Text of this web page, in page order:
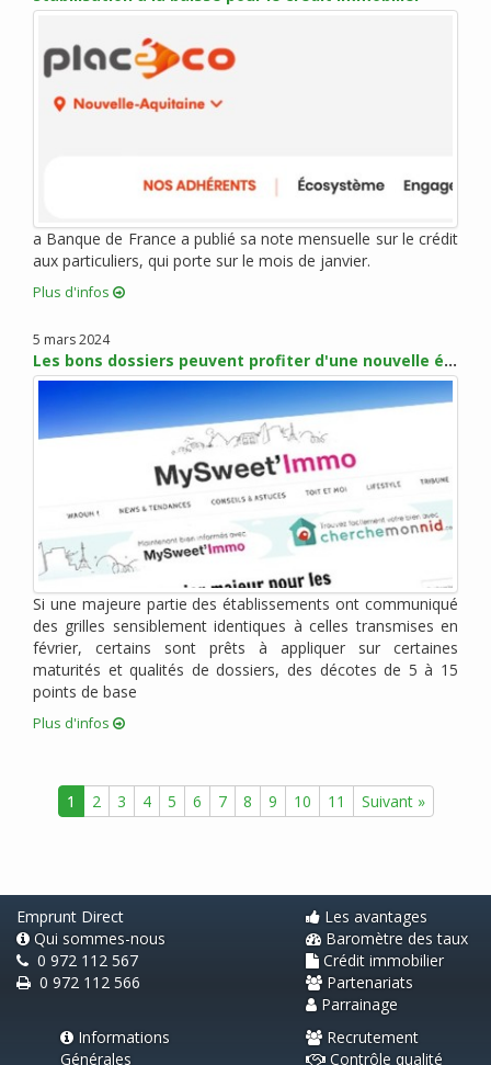
septembre 2012 (6)
juillet 2012 (8)
juin 2012 (3)
janvier 2012 (10)
décembre 2011 (3)
novembre 2011 (5)
septembre 2011 (4)
août 2011 (5)
juillet 2011 (1)
juin 2011 (1)
mars 2011 (2)
février 2011 (3)
janvier 2011 (2)
décembre 2010 (1)
novembre 2010 (2)
octobre 2010 (2)
août 2010 (1)
juin 2010 (2)
février 2010 (1)
septembre 2009 (2)
a Banque de France a publié sa note mensuelle sur le crédit
aux particuliers, qui porte sur le mois de janvier.
Plus d'infos
5 mars 2024
Les bons dossiers peuvent profiter d'une nouvelle érosion des taux en mars
Si une majeure partie des établissements ont communiqué
des grilles sensiblement identiques à celles transmises en
février, certains sont prêts à appliquer sur certaines
maturités et qualités de dossiers, des décotes de 5 à 15
points de base
Plus d'infos
1 2 3 4 5 6 7 8 9 10 11 Suivant »
Emprunt Direct
Qui sommes-nous
0 972 112 567
0 972 112 566
Les avantages
Baromètre des taux
Crédit immobilier
Partenariats
Parrainage
Informations
Générales
Recrutement
Contrôle qualité